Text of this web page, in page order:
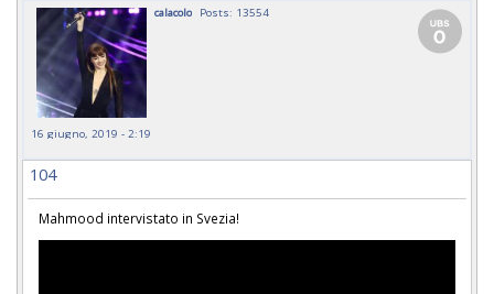
calacolo Posts: 13554
16 giugno, 2019 - 2:19
104
Mahmood intervistato in Svezia!